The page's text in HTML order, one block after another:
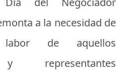
a la necesidad de
de aquellos
representantes